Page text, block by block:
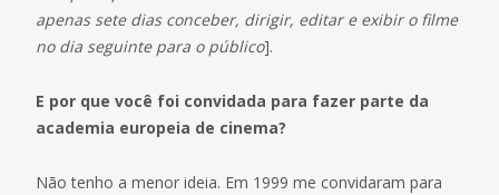
apenas sete dias conceber, dirigir, editar e exibir o filme
no dia seguinte para o público].
E por que você foi convidada para fazer parte da
academia europeia de cinema?
Não tenho a menor ideia. Em 1999 me convidaram para